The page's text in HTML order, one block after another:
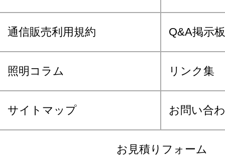
通信販売利用規約 Q&A掲示板
照明コラム リンク集
サイトマップ お問い合
お見積りフォーム